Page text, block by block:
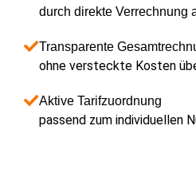
durch direkte Verrechnung
Transparente
ohne versteckte Kosten
Aktive Tarifzuordnung
passend zum individuellen